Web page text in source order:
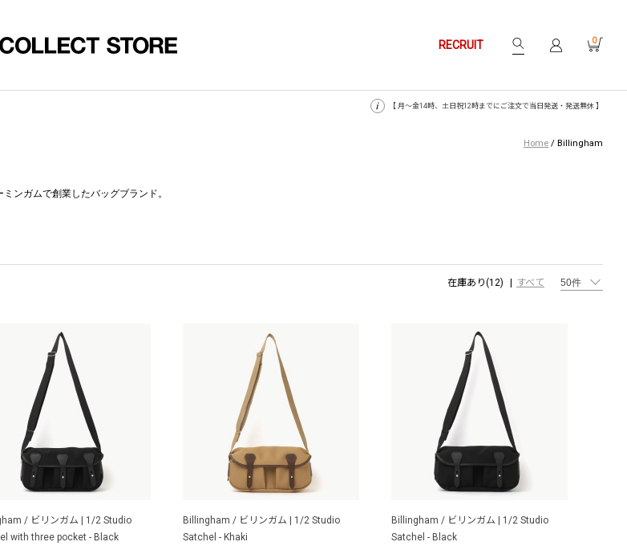
RECRUIT 0
【 月〜金14時、土日祝12時までにご注文で当日発送・発送無休 】
Home / Billingham
ンガムで創業したバッグブランド。
在庫あり(12) すべて
/ ビリンガム | 1/2 Studio
with three pocket - Black
Billingham / ビリンガム | 1/2 Studio
Satchel - Khaki
Billingham / ビリンガム | 1/2 Studio
Satchel - Black